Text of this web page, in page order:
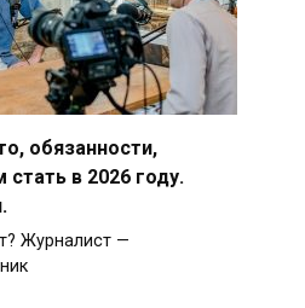
обязанности,
стать в 2026 году.
Журналист —